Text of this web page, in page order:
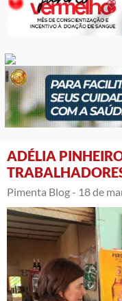
ADÉLIA
Pimenta Blog - 18 de